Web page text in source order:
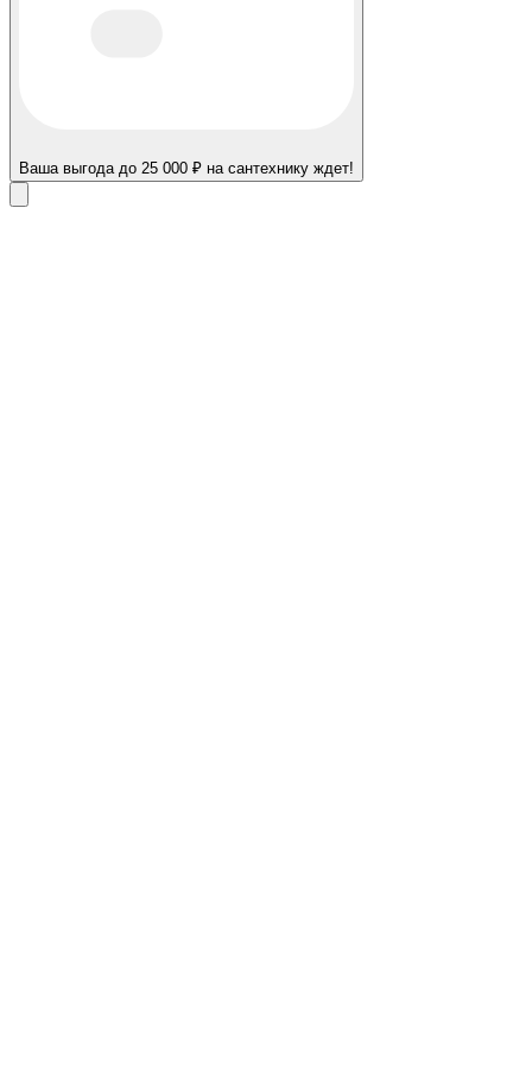
Ваша выгода до 25 000 ₽ на сантехнику ждет!